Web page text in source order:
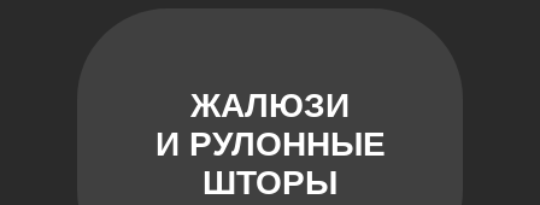
ЖАЛЮЗИ
И РУЛОННЫЕ
ШТОРЫ